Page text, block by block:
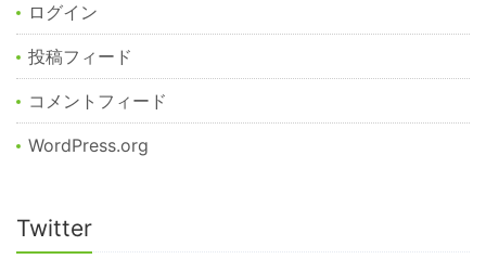
ログイン
投稿フィード
コメントフィード
WordPress.org
Twitter